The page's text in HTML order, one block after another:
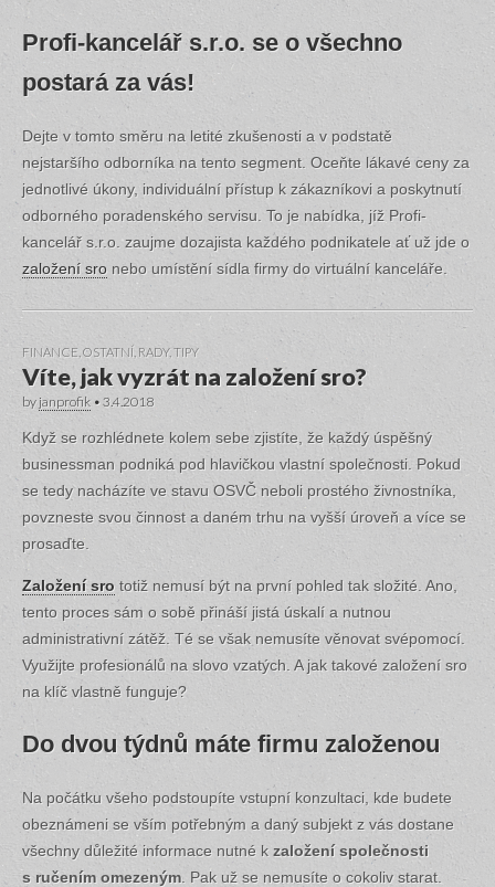
Profi-kancelář s.r.o. se o všechno
postará za vás!
Dejte v tomto směru na letité zkušenosti a v podstatě
nejstaršího odborníka na tento segment. Oceňte lákavé ceny za
jednotlivé úkony, individuální přístup k zákazníkovi a poskytnutí
odborného poradenského servisu. To je nabídka, jíž Profi-
kancelář s.r.o. zaujme dozajista každého podnikatele ať už jde o
založení sro nebo umístění sídla firmy do virtuální kanceláře.
FINANCE OSTATNÍ RADY, TIPY
Víte, jak vyzrát na založení sro?
byjanprofik • 3.4.2018
Když se rozhlédnete kolem sebe zjistíte, že každý úspěšný
businessman podniká pod hlavičkou vlastní společnosti. Pokud
se tedy nacházíte ve stavu OSVČ neboli prostého živnostníka,
povzneste svou činnost a daném trhu na vyšší úroveň a více se
prosaďte.
Založení sro totiž nemusí být na první pohled tak složité. Ano,
tento proces sám o sobě přináší jistá úskalí a nutnou
administrativní zátěž. Té se však nemusíte věnovat svépomocí.
Využijte profesionálů na slovo vzatých. A jak takové založení sro
na klíč vlastně funguje?
Do dvou týdnů máte firmu založenou
Na počátku všeho podstoupíte vstupní konzultaci, kde budete
obeznámeni se vším potřebným a daný subjekt z vás dostane
všechny důležité informace nutné k založení společnosti
s ručením omezeným. Pak už se nemusíte o cokoliv starat.